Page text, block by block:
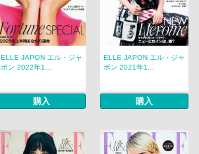
ELLE JAPON エル・ジャ
ポン 2022年1...
購入
ELLE JAPON エル・ジャ
ポン 2021年1...
購入